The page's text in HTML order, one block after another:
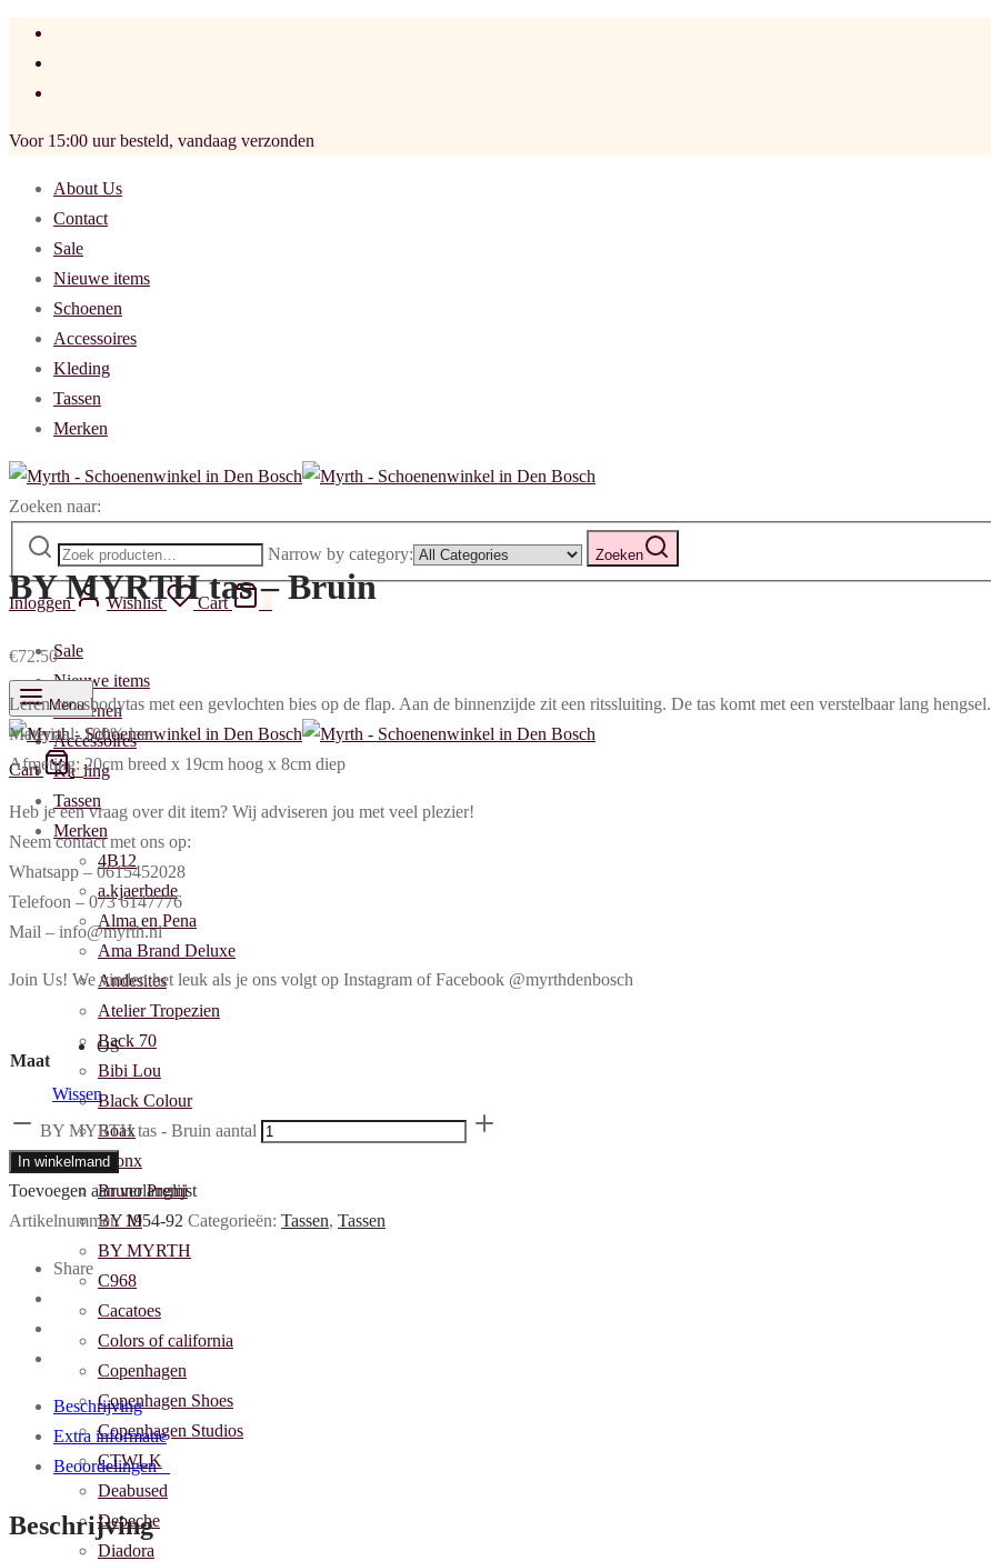
Voor 15:00 uur besteld, vandaag verzonden
About Us
Contact
Sale
Nieuwe items
Schoenen
Accessoires
Kleding
Tassen
Merken
Zoeken naar:
Narrow by category: Zoeken
Inloggen Wishlist Cart
Sale
Nieuwe items
Schoenen
Accessoires
Kleding
Tassen
Merken
4B12
a.kjaerbede
Alma en Pena
Ama Brand Deluxe
Andesites
Atelier Tropezien
Back 70
Bibi Lou
Black Colour
Boax
Bronx
Bruno Premi
BY M
BY MYRTH
C968
Cacatoes
Colors of california
Copenhagen
Copenhagen Shoes
Copenhagen Studios
CTWLK
Deabused
Depeche
Diadora
Menu
Cart 0
BY MYRTH tas – Bruin
€72.50
Leren crossbodytas met een gevlochten bies op de flap. Aan de binnenzijde zit een ritssluiting. De tas komt met een verstelbaar lang hengsel.
Materiaal: 100% leer
Afmeting: 20cm breed x 19cm hoog x 8cm diep
Heb je een vraag over dit item? Wij adviseren jou met veel plezier!
Neem contact met ons op:
Whatsapp – 0615452028
Telefoon – 073 6147776
Mail – info@myrth.nl
Join Us! We vinden het leuk als je ons volgt op Instagram of Facebook @myrthdenbosch
Maat
OS
Wissen
BY MYRTH tas - Bruin aantal
In winkelmand
Toevoegen aan verlanglijst
Artikelnummer:1954-92 Categorieën: Tassen, Tassen
Share
Beschrijving
Extra informatie
Beoordelingen0
Beschrijving